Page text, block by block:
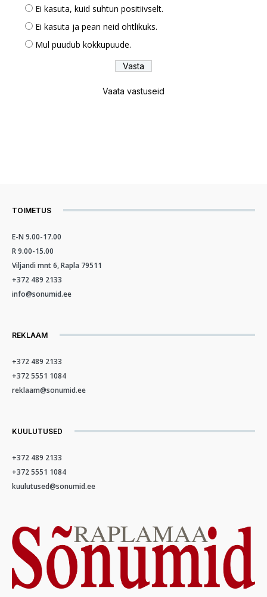
Ei kasuta, kuid suhtun positiivselt.
Ei kasuta ja pean neid ohtlikuks.
Mul puudub kokkupuude.
Vaata vastuseid
TOIMETUS
E-N 9.00-17.00
R 9.00-15.00
Viljandi mnt 6, Rapla 79511
+372 489 2133
info@sonumid.ee
REKLAAM
+372 489 2133
+372 5551 1084
reklaam@sonumid.ee
KUULUTUSED
+372 489 2133
+372 5551 1084
kuulutused@sonumid.ee